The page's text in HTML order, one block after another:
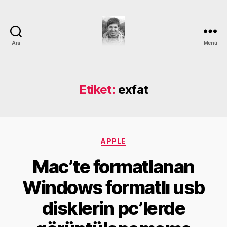
Ara Menü
Etiket: exfat
Kategoriler
APPLE
Mac’te formatlanan
Windows formatlı usb
disklerin pc’lerde
Y
a
z